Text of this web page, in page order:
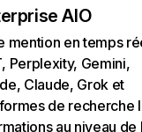
AIO
mention en temps
Perplexity, Gemini,
Claude, Grok et
de recherche
au niveau de